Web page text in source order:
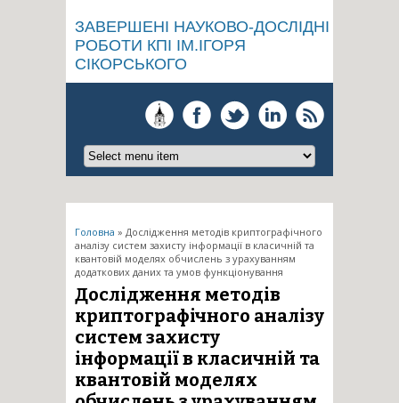
ЗАВЕРШЕНІ НАУКОВО-ДОСЛІДНІ
РОБОТИ КПІ ІМ.ІГОРЯ
СІКОРСЬКОГО
Ви є тут
Головна » Дослідження методів криптографічного
аналізу систем захисту інформації в класичній та
квантовій моделях обчислень з урахуванням
додаткових даних та умов функціонування
Дослідження методів
криптографічного аналізу
систем захисту
інформації в класичній та
квантовій моделях